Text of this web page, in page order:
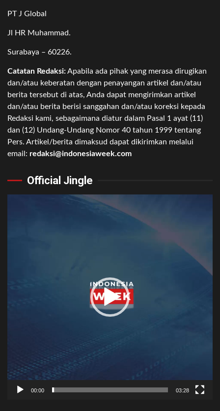
PT J Global
Jl HR Muhammad.
Surabaya – 60226.
Catatan Redaksi:Apabila ada pihak yang merasa dirugikan
dan/atau keberatan dengan penayangan artikel dan/atau
berita tersebut di atas, Anda dapat mengirimkan artikel
dan/atau berita berisi sanggahan dan/atau koreksi kepada
Redaksi kami, sebagaimana diatur dalam Pasal 1 ayat (11)
dan (12) Undang-Undang Nomor 40 tahun 1999 tentang
Pers. Artikel/berita dimaksud dapat dikirimkan melalui
email: redaksi@indonesiaweek.com
Official Jingle
00:00 03:28